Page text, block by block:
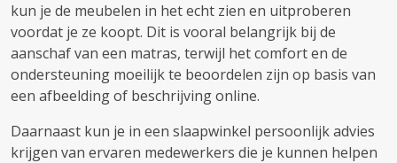
kun je de meubelen in het echt zien en uitproberen
voordat je ze koopt. Dit is vooral belangrijk bij de
aanschaf van een matras, terwijl het comfort en de
ondersteuning moeilijk te beoordelen zijn op basis van
een afbeelding of beschrijving online.
Daarnaast kun je in een slaapwinkel persoonlijk advies
krijgen van ervaren medewerkers die je kunnen helpen